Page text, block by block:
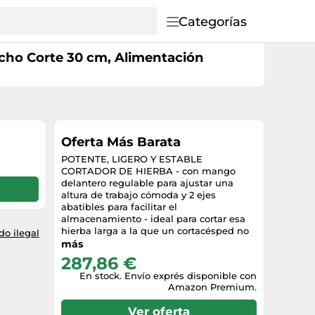
Categorías
Corte 30 cm, Alimentación
ilegal
Oferta Más Barata
POTENTE, LIGERO Y ESTABLE
CORTADOR DE HIERBA - con mango
delantero regulable para ajustar una
altura de trabajo cómoda y 2 ejes
abatibles para facilitar el
almacenamiento - ideal para cortar esa
hierba larga a la que un cortacésped no
alcanza VIENE CON DOS BATERÍAS DE
2 Ah - una para su uso y otra de reserva, y
estas avanzadas baterías de litio son
compatibles en cualquier herramienta
Greenworks de 40 V, para ahorrar en
más
287,86 €
En stock. Envío exprés disponible con
Amazon Premium.
Ver oferta